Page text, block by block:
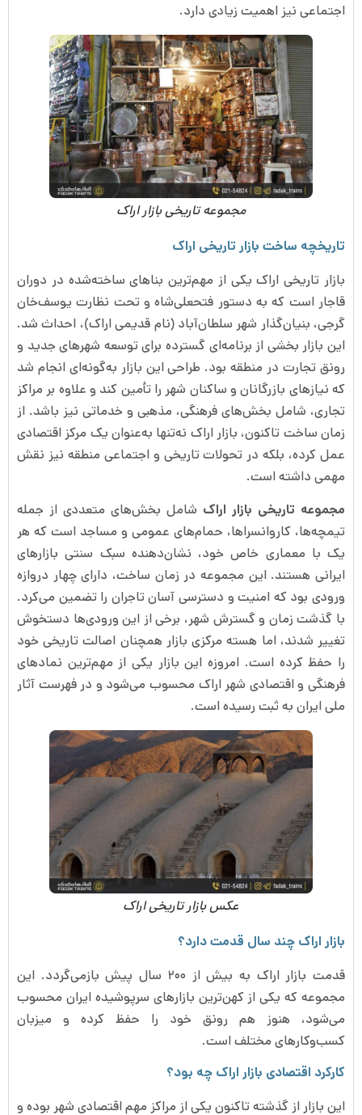
اجتماعی نیز اهمیت زیادی دارد.
مجموعه تاریخی بازار اراک
تاریخچه ساخت بازار تاریخی اراک
بازار تاریخی اراک یکی از مهم‌ترین بناهای ساخته‌شده در دوران
قاجار است که به دستور فتحعلی‌شاه و تحت نظارت یوسف‌خان
گرجی، بنیان‌گذار شهر سلطان‌آباد (نام قدیمی اراک)، احداث شد.
این بازار بخشی از برنامه‌ای گسترده برای توسعه شهرهای جدید و
رونق تجارت در منطقه بود. طراحی این بازار به‌گونه‌ای انجام شد
که نیازهای بازرگانان و ساکنان شهر را تأمین کند و علاوه بر مراکز
تجاری، شامل بخش‌های فرهنگی، مذهبی و خدماتی نیز باشد. از
زمان ساخت تاکنون، بازار اراک نه‌تنها به‌عنوان یک مرکز اقتصادی
عمل کرده، بلکه در تحولات تاریخی و اجتماعی منطقه نیز نقش
مهمی داشته است.
مجموعه تاریخی بازار اراک شامل بخش‌های متعددی از جمله
تیمچه‌ها، کاروانسراها، حمام‌های عمومی و مساجد است که هر
یک با معماری خاص خود، نشان‌دهنده سبک سنتی بازارهای
ایرانی هستند. این مجموعه در زمان ساخت، دارای چهار دروازه
ورودی بود که امنیت و دسترسی آسان تاجران را تضمین می‌کرد.
با گذشت زمان و گسترش شهر، برخی از این ورودی‌ها دستخوش
تغییر شدند، اما هسته مرکزی بازار همچنان اصالت تاریخی خود
را حفظ کرده است. امروزه این بازار یکی از مهم‌ترین نمادهای
فرهنگی و اقتصادی شهر اراک محسوب می‌شود و در فهرست آثار
ملی ایران به ثبت رسیده است.
عکس بازار تاریخی اراک
بازار اراک چند سال قدمت دارد؟
قدمت بازار اراک به بیش از ۲۰۰ سال پیش بازمی‌گردد. این
مجموعه که یکی از کهن‌ترین بازارهای سرپوشیده ایران محسوب
می‌شود، هنوز هم رونق خود را حفظ کرده و میزبان
کسب‌وکارهای مختلف است.
کارکرد اقتصادی بازار اراک چه بود؟
این بازار از گذشته تاکنون یکی از مراکز مهم اقتصادی شهر بوده و